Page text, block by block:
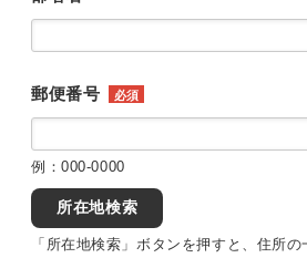
郵便番号 必須
例：000-0000
所在地検索
「所在地検索」ボタンを押すと、住所